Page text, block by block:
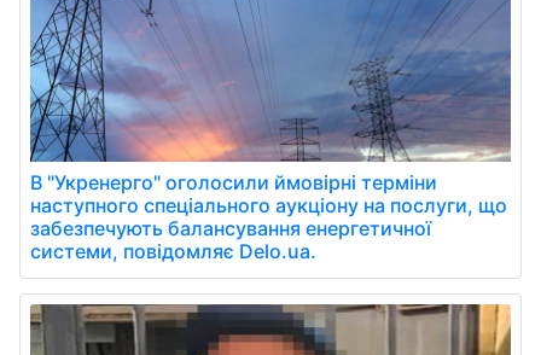
В "Укренерго" оголосили ймовірні терміни
наступного спеціального аукціону на послуги, що
забезпечують балансування енергетичної
системи, повідомляє Delo.ua.